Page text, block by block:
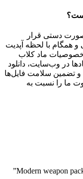
صورت دستی قرار
همگام با لحظه آپدیت
خصوصیات ماد کلاب
در وب‌سایت، دانلود
و تضمین سلامت فایل‌ها
ما را نسبت به